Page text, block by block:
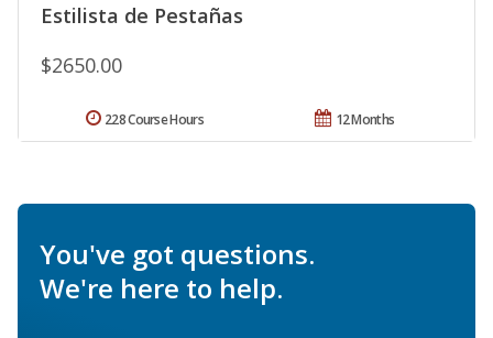
Estilista de Pestañas
$2650.00
12 Months
228 Course Hours
You've got questions.
We're here to help.